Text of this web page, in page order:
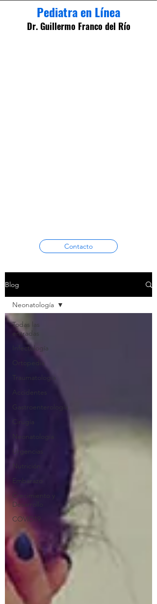
Pediatra en Línea
Dr. Guillermo Franco del Río
Contacto
Blog
Todas las
entradas
Infectología
Ortopedia
Traumatología
Accidentes
Gastroenterología
Cirugía
Neonatología
Urgencias
Nutrición
Embarazo
Crecimiento y
Desarrollo
COVID19
Neonatología